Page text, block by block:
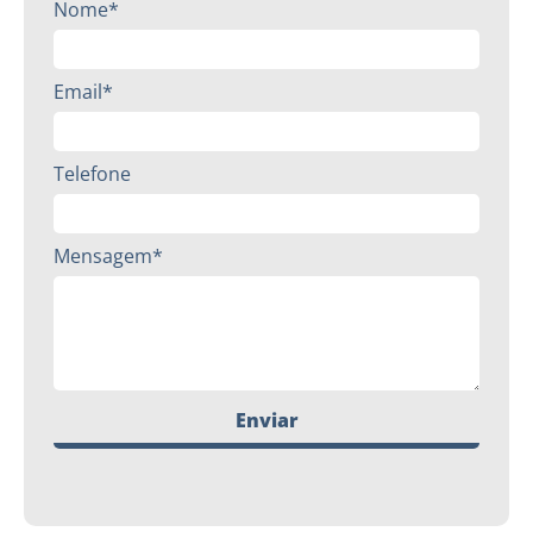
Nome*
Email*
Telefone
Mensagem*
Enviar